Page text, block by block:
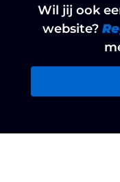
Wil jij ook
website?